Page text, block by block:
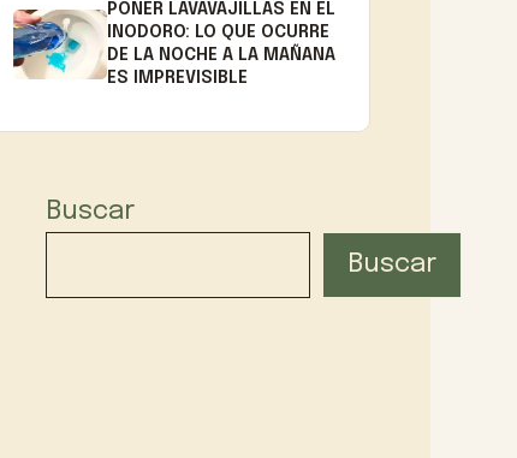
PONER LAVAVAJILLAS EN EL
INODORO: LO QUE OCURRE
DE LA NOCHE A LA MAÑANA
ES IMPREVISIBLE
Buscar
Buscar